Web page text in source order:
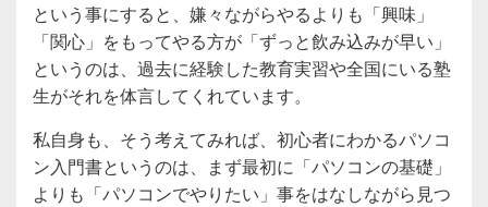
という事にすると、嫌々ながらやるよりも「興味」
「関心」をもってやる方が「ずっと飲み込みが早い」
というのは、過去に経験した教育実習や全国にいる塾
生がそれを体言してくれています。
私自身も、そう考えてみれば、初心者にわかるパソコ
ン入門書というのは、まず最初に「パソコンの基礎」
よりも「パソコンでやりたい」事をはなしながら見つ